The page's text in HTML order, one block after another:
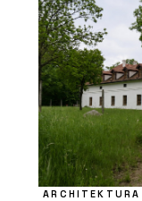
ARCHITEKTURA